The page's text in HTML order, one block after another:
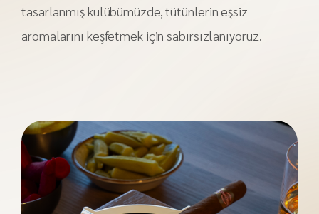
tasarlanmış kulübümüzde, tütünlerin eşsiz
aromalarını keşfetmek için sabırsızlanıyoruz.